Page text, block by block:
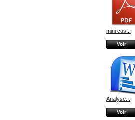
mini cas...
Voir
Analyse...
Voir